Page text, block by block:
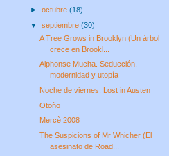
► octubre (18)
▼ septiembre (30)
A Tree Grows in Brooklyn (Un árbol
crece en Brookl...
Alphonse Mucha. Seducción,
modernidad y utopía
Noche de viernes: Lost in Austen
Otoño
Mercè 2008
The Suspicions of Mr Whicher (El
asesinato de Road...